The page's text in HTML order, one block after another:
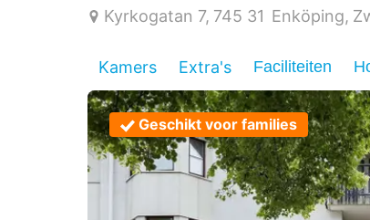
Kyrkogatan 7 745 31 Enköping
Kamers Extra's Faciliteiten
Geschikt voor families